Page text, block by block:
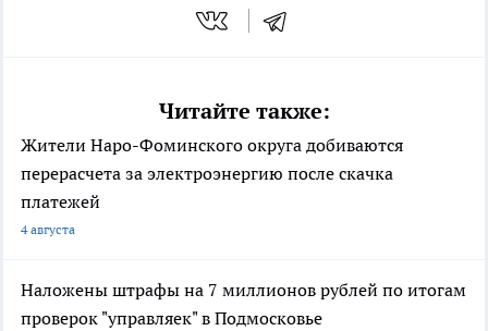
Читайте также:
Жители Наро-Фоминского округа добиваются
перерасчета за электроэнергию после скачка
платежей
4 августа
Наложены штрафы на 7 миллионов рублей по итогам
проверок "управляек" в Подмосковье